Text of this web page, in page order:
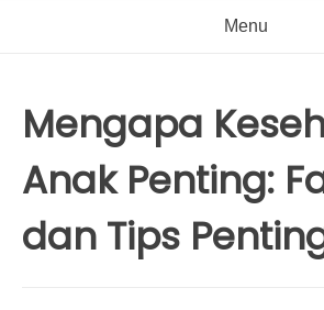
Menu
Mengapa
Anak Penting:
dan Tips